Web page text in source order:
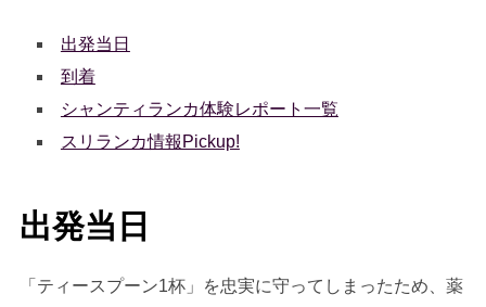
出発当日
到着
シャンティランカ体験レポート一覧
スリランカ情報Pickup!
出発当日
「ティースプーン1杯」を忠実に守ってしまったため、薬